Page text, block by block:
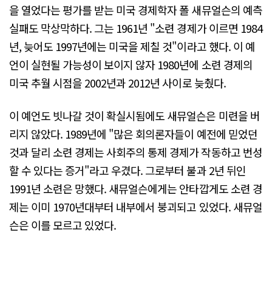
을 열었다는 평가를 받는 미국 경제학자 폴 새뮤얼슨의 예측
실패도 막상막하다. 그는 1961년 "소련 경제가 이르면 1984
년, 늦어도 1997년에는 미국을 제칠 것"이라고 했다. 이 예
언이 실현될 가능성이 보이지 않자 1980년에 소련 경제의
미국 추월 시점을 2002년과 2012년 사이로 늦췄다.
이 예언도 빗나갈 것이 확실시됨에도 새뮤얼슨은 미련을 버
리지 않았다. 1989년에 "많은 회의론자들이 예전에 믿었던
것과 달리 소련 경제는 사회주의 통제 경제가 작동하고 번성
할 수 있다는 증거"라고 우겼다. 그로부터 불과 2년 뒤인
1991년 소련은 망했다. 새뮤얼슨에게는 안타깝게도 소련 경
제는 이미 1970년대부터 내부에서 붕괴되고 있었다. 새뮤얼
슨은 이를 모르고 있었다.